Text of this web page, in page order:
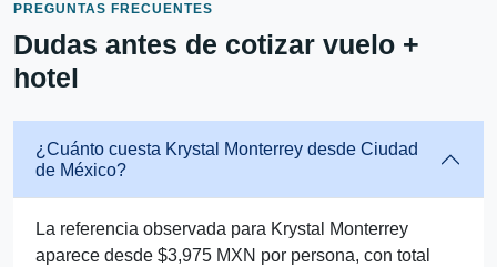
PREGUNTAS FRECUENTES
Dudas antes de cotizar vuelo +
hotel
¿Cuánto cuesta Krystal Monterrey desde Ciudad
de México?
La referencia observada para Krystal Monterrey
aparece desde $3,975 MXN por persona, con total